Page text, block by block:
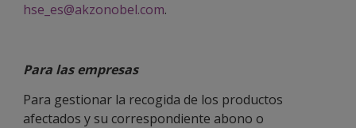
hse_es@akzonobel.com.
Para las empresas
Para gestionar la recogida de los productos
afectados y su correspondiente abono o